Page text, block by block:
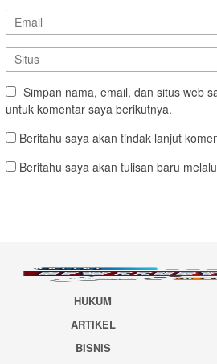
Simpan nama, email, dan situs web
untuk komentar saya berikutnya.
Beritahu saya akan tindak lanjut
Beritahu saya akan tulisan baru
HUKUM
ARTIKEL
BISNIS